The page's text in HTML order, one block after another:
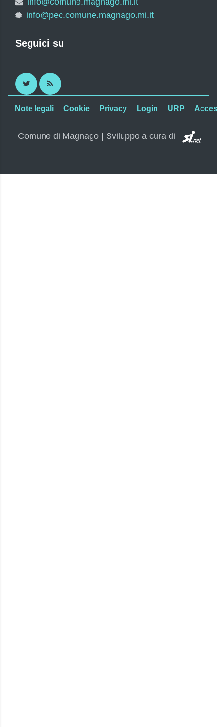
info@pec.comune.magnago.mi.it
Seguici su
Twitter RSS
Note legali Cookie Privacy Login URP
Comune di Magnago | Sviluppo a cura di